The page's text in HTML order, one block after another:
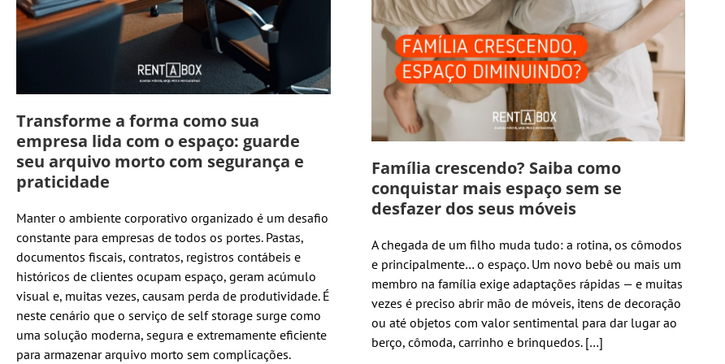
Transforme a forma como sua
empresa lida com o espaço: guarde
seu arquivo morto com segurança e
praticidade
Manter o ambiente corporativo organizado é um desafio
constante para empresas de todos os portes. Pastas,
documentos fiscais, contratos, registros contábeis e
históricos de clientes ocupam espaço, geram acúmulo
visual e, muitas vezes, causam perda de produtividade. É
neste cenário que o serviço de self storage surge como
uma solução moderna, segura e extremamente eficiente
para armazenar arquivo morto sem complicações.
Família crescendo? Saiba como
conquistar mais espaço sem se
desfazer dos seus móveis
A chegada de um filho muda tudo: a rotina, os cômodos
e principalmente… o espaço. Um novo bebê ou mais um
membro na família exige adaptações rápidas — e muitas
vezes é preciso abrir mão de móveis, itens de decoração
ou até objetos com valor sentimental para dar lugar ao
berço, cômoda, carrinho e brinquedos. […]